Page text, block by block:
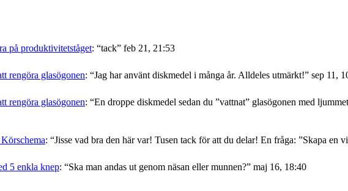
på produktivitetståget: “tack” feb 21, 21:53
rengöra glasögonen: “Jag har använt diskmedel i många år. Alldeles utmärkt!” sep 11,
rengöra glasögonen: “En droppe diskmedel sedan du ”vattnat” glasögonen med
: “Jisse vad bra den här var! Tusen tack för att du delar! En fråga: ”Skapa
5 enkla knep: “Ska man andas ut genom näsan eller munnen?” maj 16, 18:40